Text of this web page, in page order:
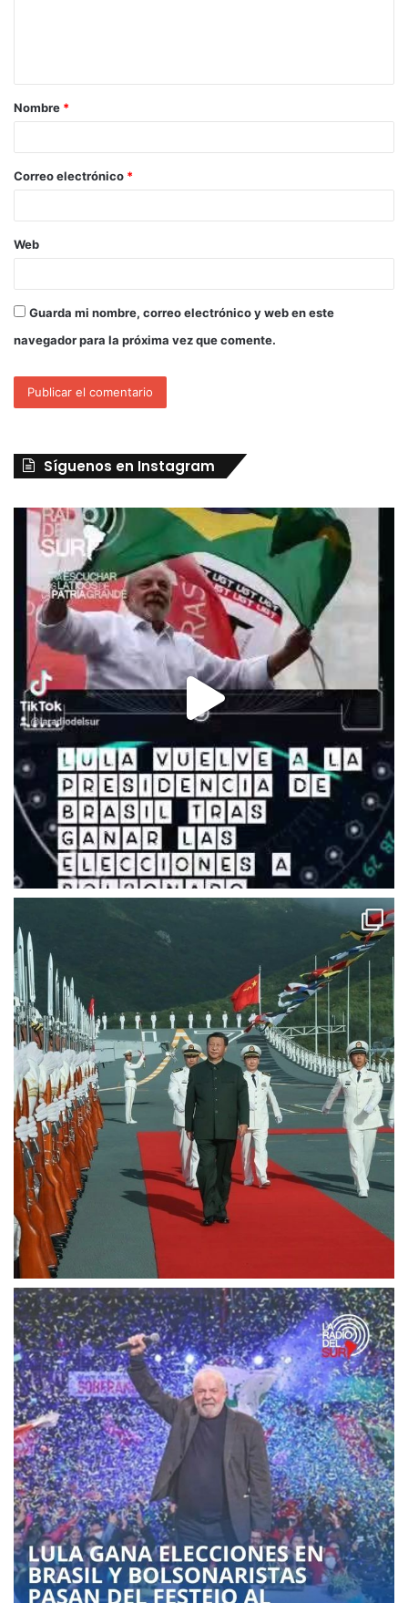
Nombre *
Correo electrónico *
Web
Guarda mi nombre, correo electrónico y web en este
navegador para la próxima vez que comente.
Síguenos en Instagram